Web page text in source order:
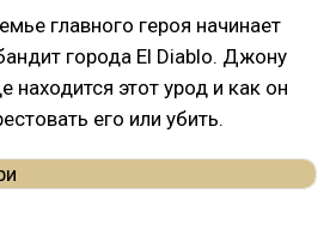
главного героя начинает
города El Diablo. Джону
находится этот урод и как он
его или убить.